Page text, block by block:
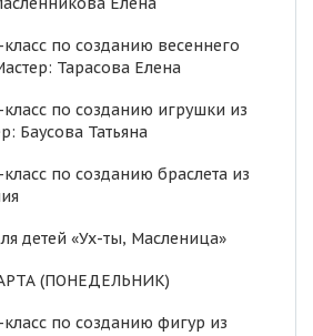
по созданию весеннего
Тарасова Елена
по созданию игрушки из
Баусова Татьяна
по созданию браслета из
детей «Ух-ты, Масленица»
(ПОНЕДЕЛЬНИК)
по созданию фигур из